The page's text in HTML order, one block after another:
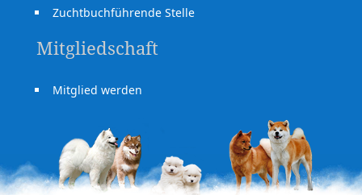
Zuchtbuchführende Stelle
Mitgliedschaft
Mitglied werden